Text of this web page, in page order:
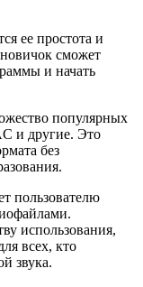
ее простота и
сможет
и начать
популярных
и другие. Это
без
пользователю
использования,
всех, кто
звука.